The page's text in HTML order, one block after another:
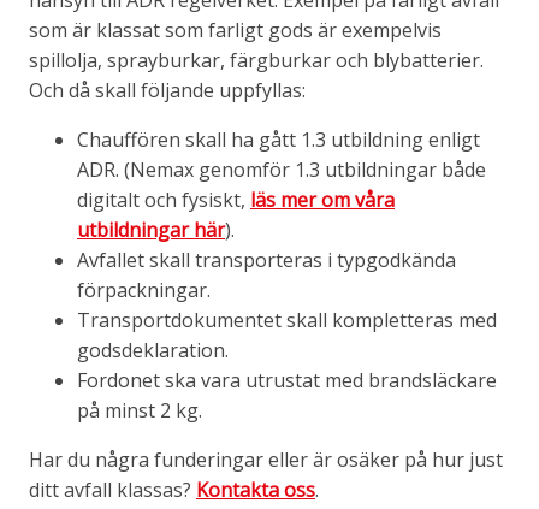
som är klassat som farligt gods är exempelvis
spillolja, sprayburkar, färgburkar och blybatterier.
Och då skall följande uppfyllas:
Chauffören skall ha gått 1.3 utbildning enligt
ADR. (Nemax genomför 1.3 utbildningar både
digitalt och fysiskt, läs mer om våra
utbildningar här).
Avfallet skall transporteras i typgodkända
förpackningar.
Transportdokumentet skall kompletteras med
godsdeklaration.
Fordonet ska vara utrustat med brandsläckare
på minst 2 kg.
Har du några funderingar eller är osäker på hur just
ditt avfall klassas? Kontakta oss.